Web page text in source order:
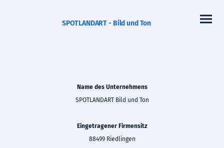
SPOTLANDART - Bild und Ton
Name des Unternehmens
SPOTLANDART Bild und Ton
Eingetragener Firmensitz
88499 Riedlingen